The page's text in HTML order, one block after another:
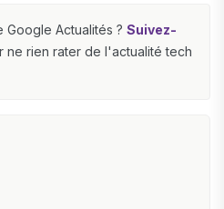
Google Actualités ? Suivez-
ne rien rater de l'actualité tech